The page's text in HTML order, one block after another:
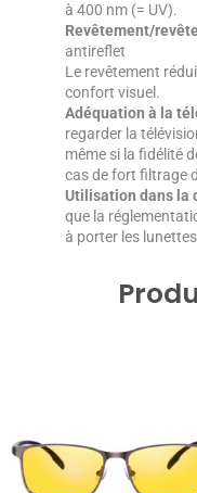
à 400 nm (= UV).
Revêtement/
antireflet
Le revêtement
confort visuel.
Adéquation à la
regarder la
même si la fidélité
cas de fort filtrage
Utilisation dans la
que la
à porter les lunettes